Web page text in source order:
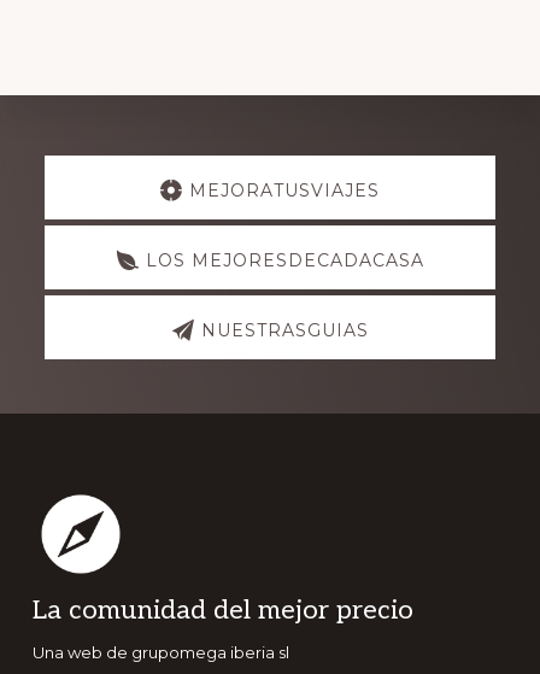
Explore
MEJORATUSVIAJES
LOS MEJORESDECADACASA
NUESTRASGUIAS
Footer
La comunidad del mejor precio
Una web de grupomega iberia sl